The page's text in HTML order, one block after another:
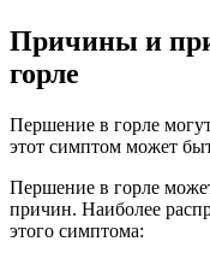
Причины и
горле
Першение в горле
этот симптом может
Першение в горле
причин. Наиболее
этого симптома: